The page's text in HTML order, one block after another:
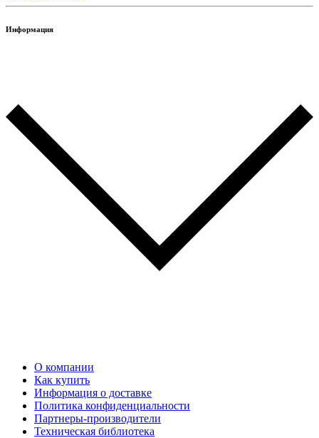
Информация
О компании
Как купить
Информация о доставке
Политика конфиденциальности
Партнеры-производители
Техническая библиотека